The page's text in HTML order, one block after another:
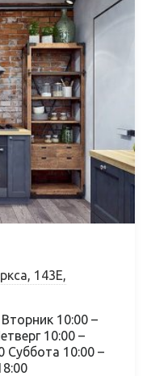
143Е,
10:00 –
10:00 –
Суббота 10:00 –